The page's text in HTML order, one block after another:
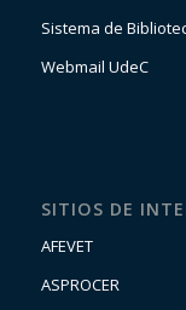
Sistema de
Webmail UdeC
SITIOS DE
AFEVET
ASPROCER